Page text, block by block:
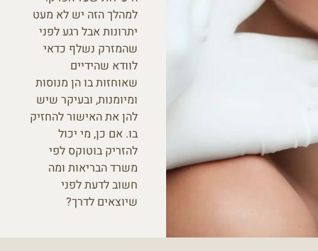
למהלך הזה יש לא מעט
יתרונות אבל רגע לפני
שהמזרק נשלף כדאי
לוודא שהידיים
שאוחזות בו הן מנוסות
ומיומנות, ובעיקר שיש
להן את האישור להחזיק
בו. אם כן, מי יכול
להזריק בוטוקס לפי
משרד הבריאות ומה
חשוב לדעת לפני
שיוצאים לדרך?